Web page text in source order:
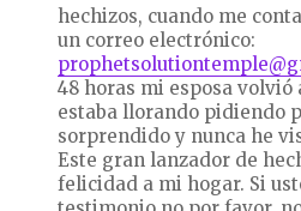
hechizos, cuando me
un correo electrónico:
48 horas mi esposa
estaba llorando pidiendo
sorprendido y nunca he
Este gran lanzador de
felicidad a mi hogar. Si